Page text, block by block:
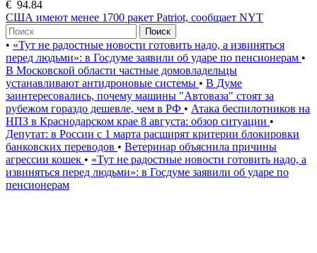
€ 94.84
США имеют менее 1700 ракет Patriot, сообщает NYT
Поиск
• «Тут не радостные новости готовить надо, а извиняться
перед людьми»: в Госдуме заявили об ударе по пенсионерам •
В Московской области частные домовладельцы
устанавливают антидроновые системы • В Думе
заинтересовались, почему машины "Автоваза" стоят за
рубежом гораздо дешевле, чем в РФ • Атака беспилотников на
НПЗ в Краснодарском крае 8 августа: обзор ситуации •
Депутат: в России с 1 марта расширят критерии блокировки
банковских переводов • Ветеринар объяснила причины
агрессии кошек • «Тут не радостные новости готовить надо, а
извиняться перед людьми»: в Госдуме заявили об ударе по
пенсионерам